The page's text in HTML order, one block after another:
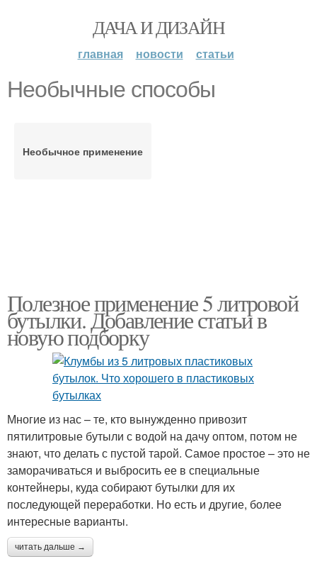
ДАЧА И ДИЗАЙН
главная новости статьи
Необычные способы
Необычное применение
Полезное применение 5 литровой
бутылки. Добавление статьи в
новую подборку
Многие из нас – те, кто вынужденно привозит
пятилитровые бутыли с водой на дачу оптом, потом не
знают, что делать с пустой тарой. Самое простое – это не
заморачиваться и выбросить ее в специальные
контейнеры, куда собирают бутылки для их
последующей переработки. Но есть и другие, более
интересные варианты.
читать дальше →